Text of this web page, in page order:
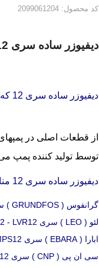
کد محصول: 2099061204
دیفیوزر ساده سری 12
دیفیوزر ساده سری 12 که به اسم ( دیفیوزر ) ( کاسه ساده ) ( DIFFUSER ) نیز شناخته میشود :
از قطعات اصلی در
توسط تولید کننده پمپ
دیفیوزر ساده سری 12 مناسب برای :
گرانفوس ( GRUNDFOS ) سری CR12
لئو ( LEO ) سری LVS12 - LVR12
ابارا ( EBARA ) سری VMPS12
سی ان پی ( CNP ) سری CDLF12